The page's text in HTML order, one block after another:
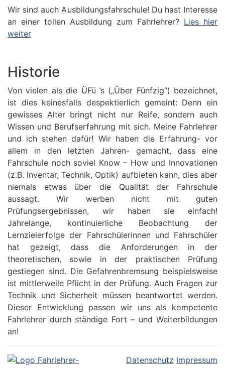
Wir sind auch Ausbildungsfahrschule! Du hast Interesse
an einer tollen Ausbildung zum Fahrlehrer? Lies hier
weiter
Historie
Von vielen als die ÜFü ’s („Über Fünfzig“) bezeichnet,
ist dies keinesfalls despektierlich gemeint: Denn ein
gewisses Alter bringt nicht nur Reife, sondern auch
Wissen und Berufserfahrung mit sich. Meine Fahrlehrer
und ich stehen dafür! Wir haben die Erfahrung- vor
allem in den letzten Jahren- gemacht, dass eine
Fahrschule noch soviel Know – How und Innovationen
(z.B. Inventar, Technik, Optik) aufbieten kann, dies aber
niemals etwas über die Qualität der Fahrschule
aussagt. Wir werben nicht mit guten
Prüfungsergebnissen, wir haben sie einfach!
Jahrelange, kontinuierliche Beobachtung der
Lernzielerfolge der Fahrschülerinnen und Fahrschüler
hat gezeigt, dass die Anforderungen in der
theoretischen, sowie in der praktischen Prüfung
gestiegen sind. Die Gefahrenbremsung beispielsweise
ist mittlerweile Pflicht in der Prüfung. Auch Fragen zur
Technik und Sicherheit müssen beantwortet werden.
Dieser Entwicklung passen wir uns als kompetente
Fahrlehrer durch ständige Fort – und Weiterbildungen
an!
Datenschutz Impressum